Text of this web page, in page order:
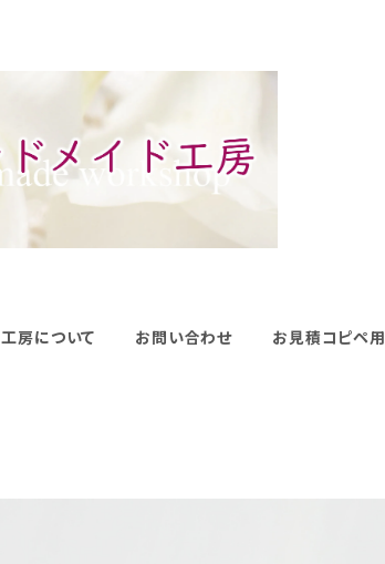
工房について お問い合わせ お見積コピペ用